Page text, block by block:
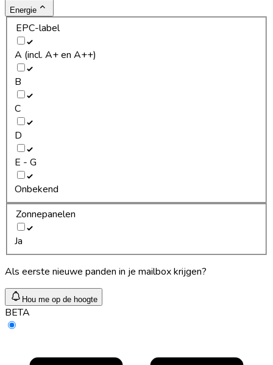
Energie
EPC-label
A (incl. A+ en A++)
B
C
D
E - G
Onbekend
Zonnepanelen
Ja
Als eerste nieuwe panden in je mailbox krijgen?
Hou me op de hoogte
BETA